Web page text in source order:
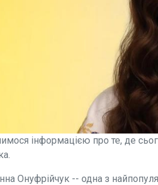
інформацією про те, де
Онуфрійчук -- одна з